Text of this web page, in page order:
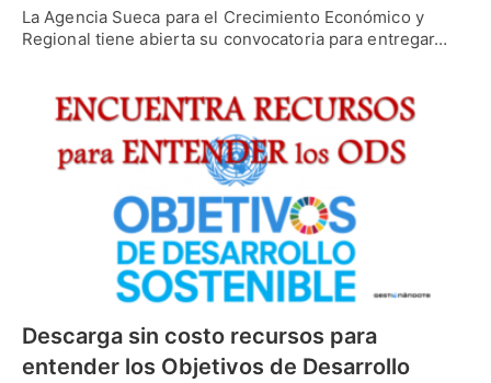
La Agencia Sueca para el Crecimiento Económico y
Regional tiene abierta su convocatoria para entregar…
Descarga sin costo recursos para
entender los Objetivos de Desarrollo